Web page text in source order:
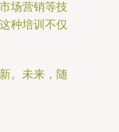
场营销等技
种培训不仅
。未来，随